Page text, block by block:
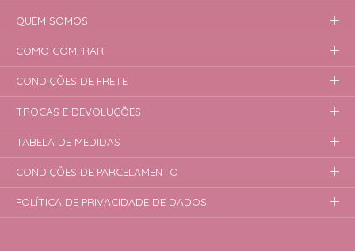
QUEM SOMOS
COMO COMPRAR
CONDIÇÕES DE FRETE
TROCAS E DEVOLUÇÕES
TABELA DE MEDIDAS
CONDIÇÕES DE PARCELAMENTO
POLÍTICA DE PRIVACIDADE DE DADOS